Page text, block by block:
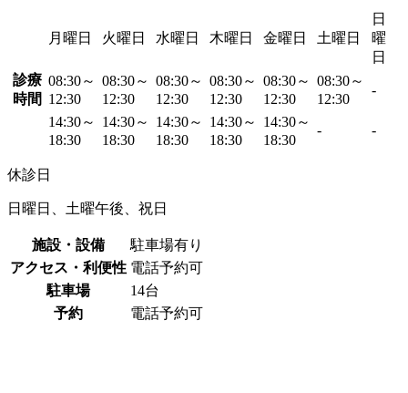
月曜日 火曜日 水曜日 木曜日 金曜日 土曜日
日
曜
日
診療
時間
08:30～
12:30
08:30～
12:30
08:30～
12:30
08:30～
12:30
08:30～
12:30
08:30～
12:30
-
14:30～
18:30
14:30～
18:30
14:30～
18:30
14:30～
18:30
14:30～
18:30
- -
休診日
日曜日、土曜午後、祝日
施設・設備
駐車場有り
アクセス・利便性 電話予約可
駐車場
14台
予約
電話予約可